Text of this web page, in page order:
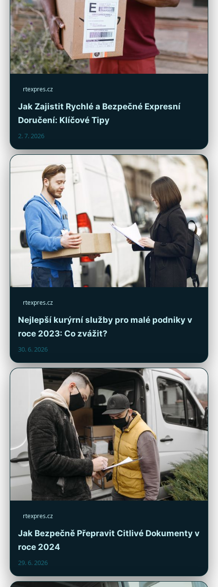
rtexpres.cz
Jak Zajistit Rychlé a Bezpečné Expresní
Doručení: Klíčové Tipy
2. 7. 2026
rtexpres.cz
Nejlepší kurýrní služby pro malé podniky v
roce 2023: Co zvážit?
30. 6. 2026
rtexpres.cz
Jak Bezpečně Přepravit Citlivé Dokumenty v
roce 2024
29. 6. 2026